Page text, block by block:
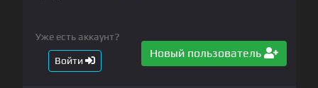
Уже есть аккаунт?
Войти
Новый пользователь